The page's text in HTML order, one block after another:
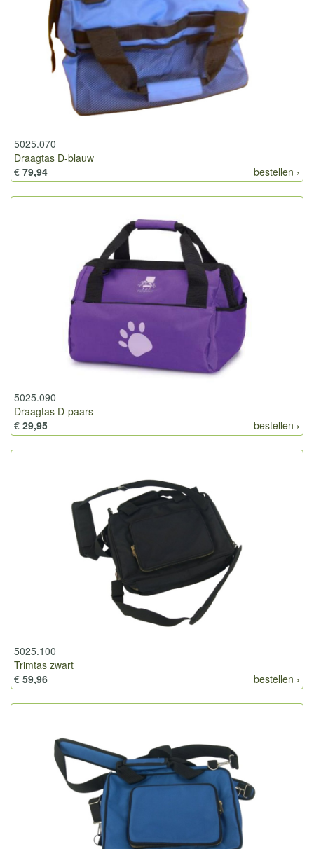
5025.070
Draagtas D-blauw
bestellen ›
€ 79,94
5025.090
Draagtas D-paars
bestellen ›
€ 29,95
5025.100
Trimtas zwart
bestellen ›
€ 59,96